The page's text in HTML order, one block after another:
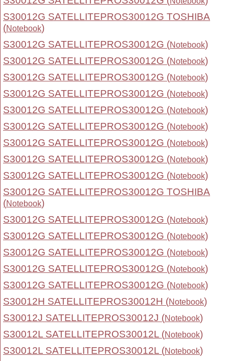
S30012G SATELLITEPROS30012G TOSHIBA
(Notebook)
S30012G SATELLITEPROS30012G (Notebook)
S30012G SATELLITEPROS30012G (Notebook)
S30012G SATELLITEPROS30012G (Notebook)
S30012G SATELLITEPROS30012G (Notebook)
S30012G SATELLITEPROS30012G (Notebook)
S30012G SATELLITEPROS30012G (Notebook)
S30012G SATELLITEPROS30012G (Notebook)
S30012G SATELLITEPROS30012G (Notebook)
S30012G SATELLITEPROS30012G (Notebook)
S30012G SATELLITEPROS30012G TOSHIBA
(Notebook)
S30012G SATELLITEPROS30012G (Notebook)
S30012G SATELLITEPROS30012G (Notebook)
S30012G SATELLITEPROS30012G (Notebook)
S30012G SATELLITEPROS30012G (Notebook)
S30012G SATELLITEPROS30012G (Notebook)
S30012H SATELLITEPROS30012H (Notebook)
S30012J SATELLITEPROS30012J (Notebook)
S30012L SATELLITEPROS30012L (Notebook)
S30012L SATELLITEPROS30012L (Notebook)